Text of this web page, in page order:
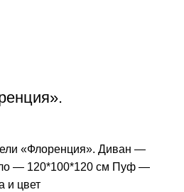
«Флоренция». Диван —
— 120*100*120 см Пуф —
и цвет